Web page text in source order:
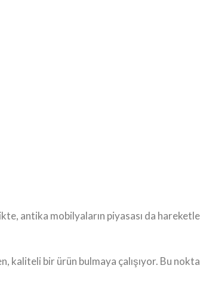
antika mobilyaların piyasası da
kaliteli bir ürün bulmaya çalışıyor. Bu